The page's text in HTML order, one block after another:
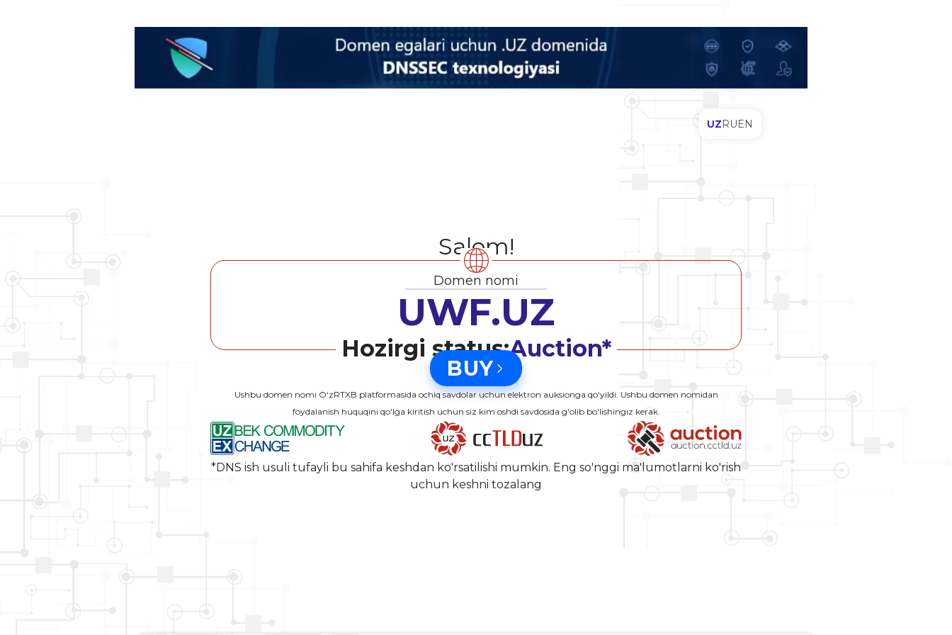
UZRUEN
Salom!
Domen nomi
UWF.UZ
Hozirgi status:Auction*
BUY
Ushbu domen nomi O‘zRTXB platformasida ochiq savdolar uchun elektron auksionga qo‘yildi. Ushbu domen nomidan
foydalanish huquqini qo'lga kiritish uchun siz kim oshdi savdosida g'olib bo'lishingiz kerak.
*DNS ish usuli tufayli bu sahifa keshdan ko'rsatilishi mumkin. Eng so'nggi ma'lumotlarni ko'rish
uchun keshni tozalang